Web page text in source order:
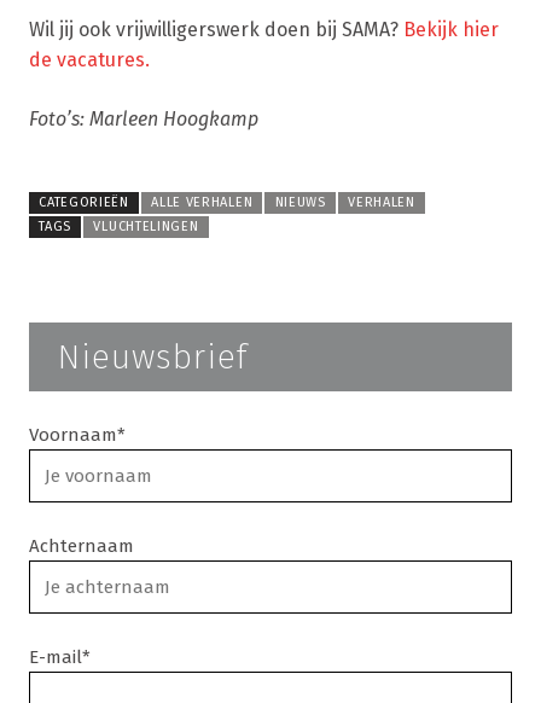
Wil jij ook vrijwilligerswerk doen bij SAMA? Bekijk hier
de vacatures.
Foto’s: Marleen Hoogkamp
CATEGORIEËN ALLE VERHALEN NIEUWS
VERHALEN
TAGS
VLUCHTELINGEN
Nieuwsbrief
Voornaam*
Achternaam
E-mail*